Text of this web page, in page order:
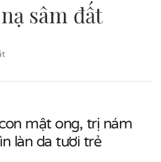
sâm đất
mật ong, trị nám
làn da tươi trẻ